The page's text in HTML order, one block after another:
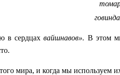
в сердцахвайшнавов». В этом
мира, и когда мы